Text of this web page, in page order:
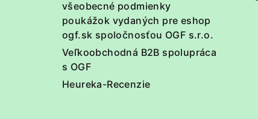
všeobecné podmienky
poukážok vydaných pre eshop
ogf.sk spoločnosťou OGF s.r.o.
Veľkoobchodná B2B spolupráca
s OGF
Heureka-Recenzie